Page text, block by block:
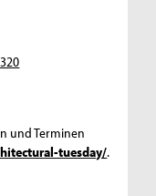
und Terminen
tuesday/.